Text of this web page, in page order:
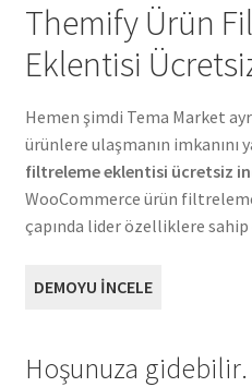
Themify Ürün
Eklentisi
Hemen şimdi Tema Market
ürünlere ulaşmanın imkanını
filtreleme eklentisi ücretsiz
WooCommerce ürün
çapında lider özelliklere
DEMOYU İNCELE
Hoşunuza